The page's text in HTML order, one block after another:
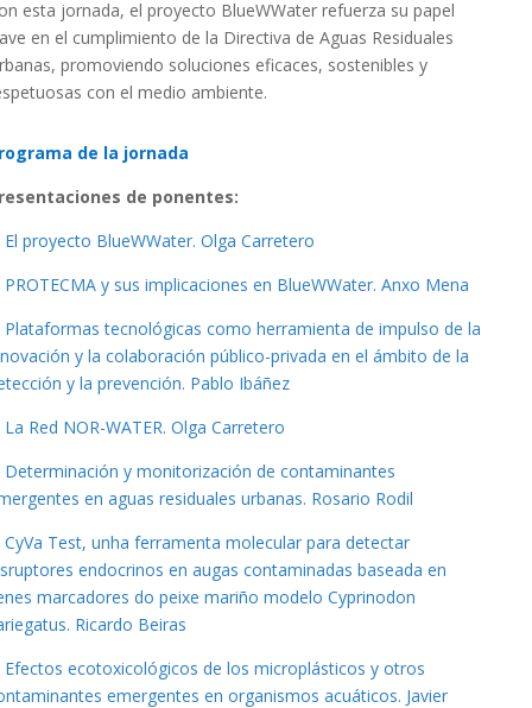
esta jornada, el proyecto BlueWWater refuerza su papel
en el cumplimiento de la Directiva de Aguas Residuales
promoviendo soluciones eficaces, sostenibles y
con el medio ambiente.
de la jornada
de ponentes:
El proyecto BlueWWater. Olga Carretero
PROTECMA y sus implicaciones en BlueWWater. Anxo Mena
Plataformas tecnológicas como herramienta de impulso de la
y la colaboración público-privada en el ámbito de la
y la prevención. Pablo Ibáñez
La Red NOR-WATER. Olga Carretero
Determinación y monitorización de contaminantes
en aguas residuales urbanas. Rosario Rodil
CyVa Test, unha ferramenta molecular para detectar
endocrinos en augas contaminadas baseada en
marcadores do peixe mariño modelo Cyprinodon
Ricardo Beiras
Efectos ecotoxicológicos de los microplásticos y otros
emergentes en organismos acuáticos. Javier